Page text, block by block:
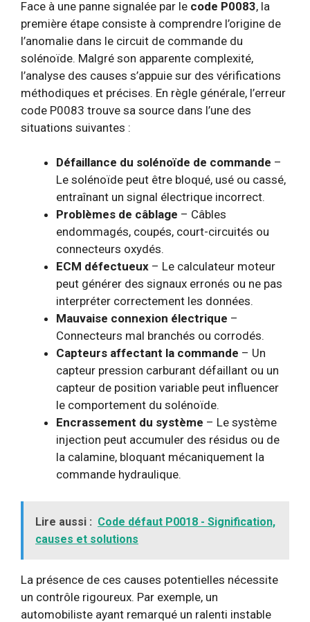
Face à une panne signalée par le code P0083, la
première étape consiste à comprendre l’origine de
l’anomalie dans le circuit de commande du
solénoïde. Malgré son apparente complexité,
l’analyse des causes s’appuie sur des vérifications
méthodiques et précises. En règle générale, l’erreur
code P0083 trouve sa source dans l’une des
situations suivantes :
Défaillance du solénoïde de commande –
Le solénoïde peut être bloqué, usé ou cassé,
entraînant un signal électrique incorrect.
Problèmes de câblage – Câbles
endommagés, coupés, court-circuités ou
connecteurs oxydés.
ECM défectueux – Le calculateur moteur
peut générer des signaux erronés ou ne pas
interpréter correctement les données.
Mauvaise connexion électrique –
Connecteurs mal branchés ou corrodés.
Capteurs affectant la commande – Un
capteur pression carburant défaillant ou un
capteur de position variable peut influencer
le comportement du solénoïde.
Encrassement du système – Le système
injection peut accumuler des résidus ou de
la calamine, bloquant mécaniquement la
commande hydraulique.
Lire aussi : Code défaut P0018 - Signification,
causes et solutions
La présence de ces causes potentielles nécessite
un contrôle rigoureux. Par exemple, un
automobiliste ayant remarqué un ralenti instable